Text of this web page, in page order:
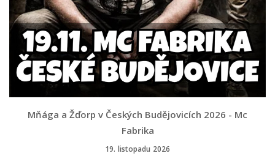
Mňága a Žďorp v Českých Budějovicích 2026 - Mc
Fabrika
19. listopadu 2026